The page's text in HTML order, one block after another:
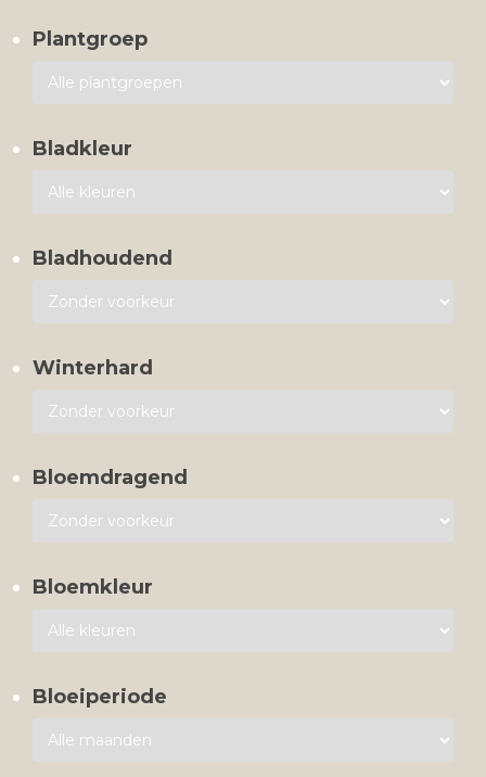
Plantgroep
Bladkleur
Bladhoudend
Winterhard
Bloemdragend
Bloemkleur
Bloeiperiode